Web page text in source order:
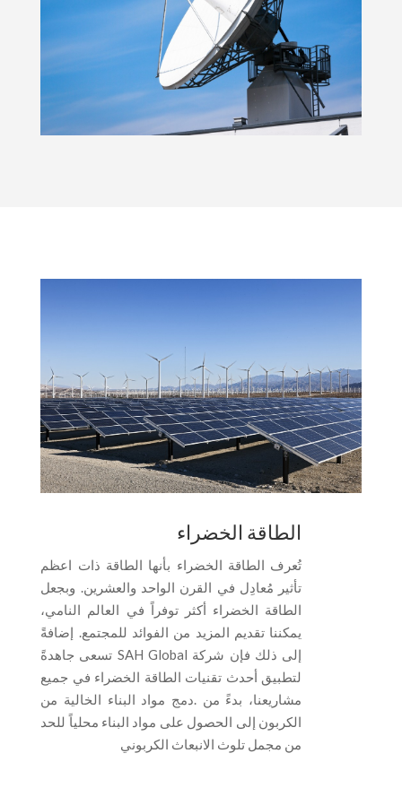
الطاقة الخضراء
تُعرف الطاقة الخضراء بأنها الطاقة ذات اعظم
تأثير مُعادِل في القرن الواحد والعشرين. وبجعل
الطاقة الخضراء أكثر توفراً في العالم النامي،
يمكننا تقديم المزيد من الفوائد للمجتمع. إضافةً
إلى ذلك فإن شركة SAH Global تسعى جاهدةً
لتطبيق أحدث تقنيات الطاقة الخضراء في جميع
مشاريعنا، بدءً من .دمج مواد البناء الخالية من
الكربون إلى الحصول على مواد البناء محلياً للحد
من مجمل تلوث الانبعاث الكربوني